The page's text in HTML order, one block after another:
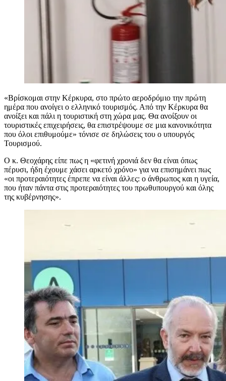
«Βρίσκομαι στην Κέρκυρα, στο πρώτο αεροδρόμιο την πρώτη
ημέρα που ανοίγει ο ελληνικό τουρισμός. Από την Κέρκυρα θα
ανοίξει και πάλι η τουριστική στη χώρα μας. Θα ανοίξουν οι
τουριστικές επιχειρήσεις, θα επιστρέψουμε σε μια κανονικότητα
που όλοι επιθυμούμε» τόνισε σε δηλώσεις του ο υπουργός
Τουρισμού.
Ο κ. Θεοχάρης είπε πως η «φετινή χρονιά δεν θα είναι όπως
πέρυσι, ήδη έχουμε χάσει αρκετό χρόνο» για να επισημάνει πως
«οι προτεραιότητες έπρεπε να είναι άλλες: ο άνθρωπος και η υγεία,
που ήταν πάντα στις προτεραιότητες του πρωθυπουργού και όλης
της κυβέρνησης».